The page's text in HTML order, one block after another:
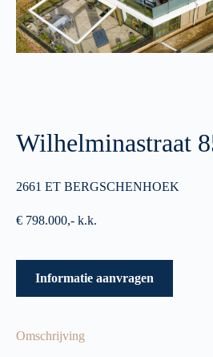
Wilhelminastraat
2661 ET BERGSCHENHOEK
€ 798.000,- k.k.
Informatie aanvragen
Omschrijving